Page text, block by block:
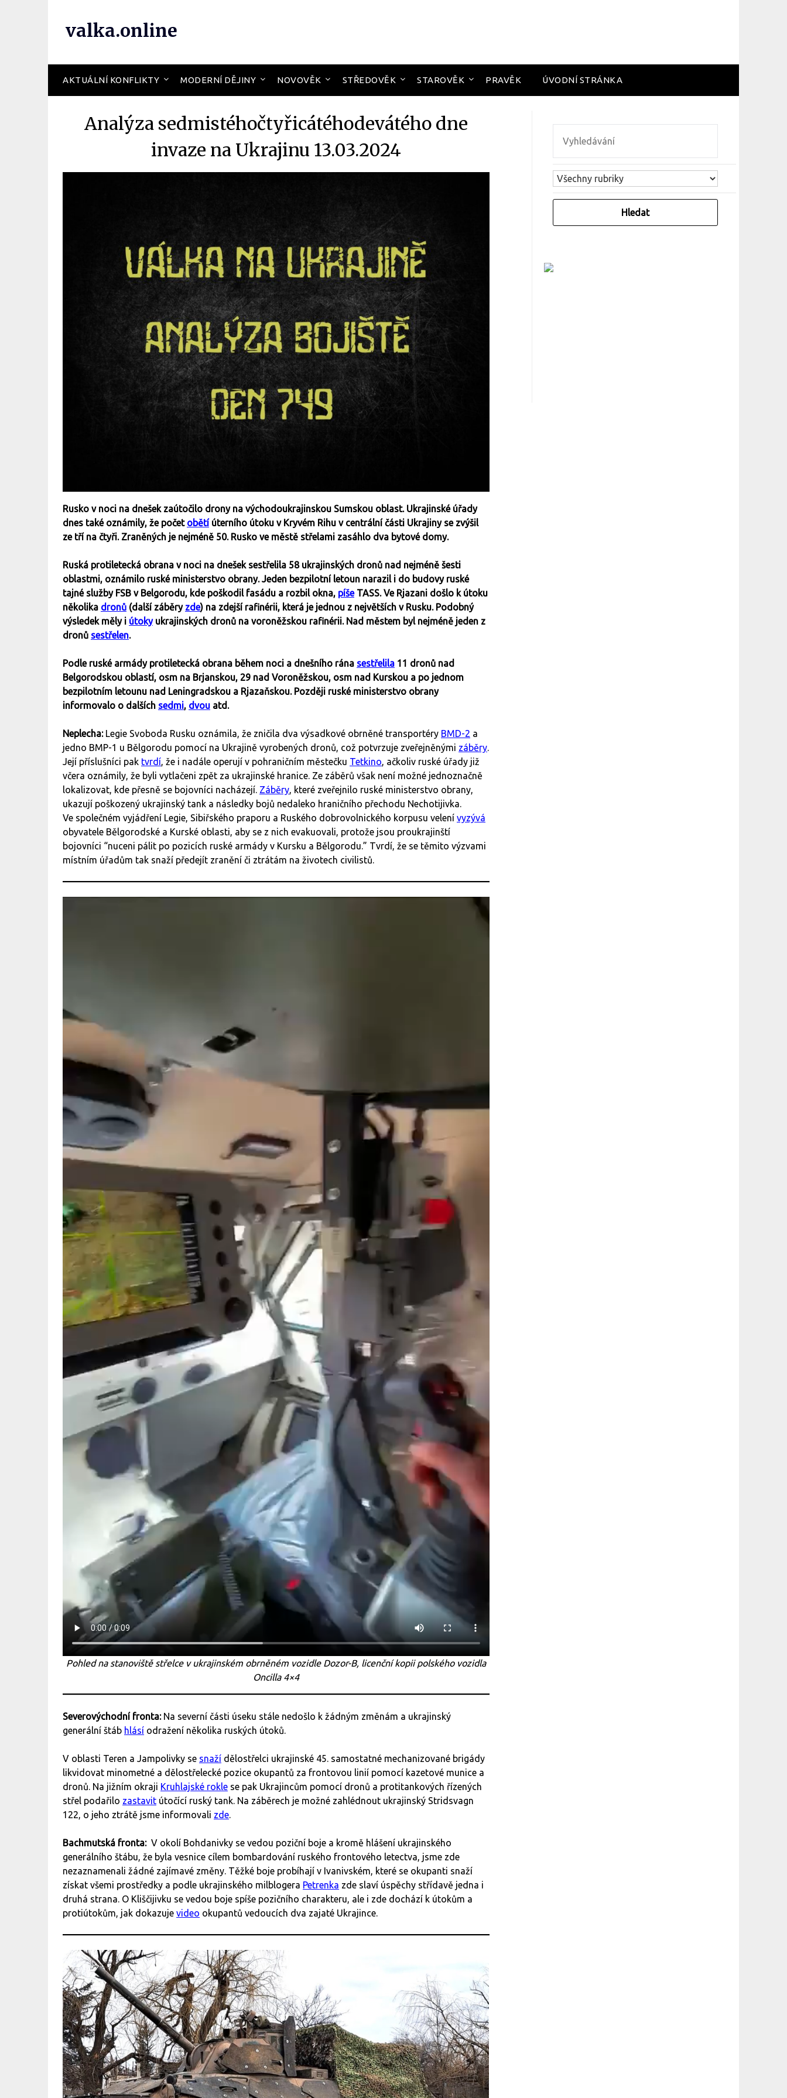
valka.online
AKTUÁLNÍ KONFLIKTY MODERNÍ DĚJINY NOVOVĚK STŘEDOVĚK STAROVĚK PRAVĚK ÚVODNÍ STRÁNKA
Analýza sedmistéhočtyřicátéhodevátého dne
invaze na Ukrajinu 13.03.2024
Rusko v noci na dnešek zaútočilo drony na východoukrajinskou Sumskou oblast. Ukrajinské úřady
dnes také oznámily, že počet obětíúterního útoku v Kryvém Rihu v centrální části Ukrajiny se zvýšil
ze tří na čtyři. Zraněných je nejméně 50. Rusko ve městě střelami zasáhlo dva bytové domy.
Ruská protiletecká obrana v noci na dnešek sestřelila 58 ukrajinských dronů nad nejméně šesti
oblastmi, oznámilo ruské ministerstvo obrany. Jeden bezpilotní letoun narazil i do budovy ruské
tajné služby FSB v Belgorodu, kde poškodil fasádu a rozbil okna, píšeTASS. Ve Rjazani došlo k útoku
několika dronů (další záběry zde) na zdejší rafinérii, která je jednou z největších v Rusku. Podobný
výsledek měly i útokyukrajinských dronů na voroněžskou rafinérii. Nad městem byl nejméně jeden z
dronů sestřelen.
Podle ruské armády protiletecká obrana během noci a dnešního rána sestřelila 11 dronů nad
Belgorodskou oblastí, osm na Brjanskou, 29 nad Voroněžskou, osm nad Kurskou a po jednom
bezpilotním letounu nad Leningradskou a Rjazaňskou. Později ruské ministerstvo obrany
informovalo o dalších sedmi, dvou atd.
Neplecha: Legie Svoboda Rusku oznámila, že zničila dva výsadkové obrněné transportéry BMD-2 a
jedno BMP-1 u Bělgorodu pomocí na Ukrajině vyrobených dronů, což potvrzuje zveřejněnými záběry.
Její příslušníci pak tvrdí, že i nadále operují v pohraničním městečku Tetkino, ačkoliv ruské úřady již
včera oznámily, že byli vytlačeni zpět za ukrajinské hranice. Ze záběrů však není možné jednoznačně
lokalizovat, kde přesně se bojovníci nacházejí. Záběry, které zveřejnilo ruské ministerstvo obrany,
ukazují poškozený ukrajinský tank a následky bojů nedaleko hraničního přechodu Nechotijivka.
Ve společném vyjádření Legie, Sibiřského praporu a Ruského dobrovolnického korpusu velení vyzývá
obyvatele Bělgorodské a Kurské oblasti, aby se z nich evakuovali, protože jsou proukrajinští
bojovníci “nuceni pálit po pozicích ruské armády v Kursku a Bělgorodu.” Tvrdí, že se těmito výzvami
místním úřadům tak snaží předejít zranění či ztrátám na životech civilistů.
Pohled na stanoviště střelce v ukrajinském obrněném vozidle Dozor-B, licenční kopii polského vozidla
Oncilla 4×4
Severovýchodní fronta: Na severní části úseku stále nedošlo k žádným změnám a ukrajinský
generální štáb hlásí odražení několika ruských útoků.
V oblasti Teren a Jampolivky se snaží dělostřelci ukrajinské 45. samostatné mechanizované brigády
likvidovat minometné a dělostřelecké pozice okupantů za frontovou linií pomocí kazetové munice a
dronů. Na jižním okraji Kruhlajské rokle se pak Ukrajincům pomocí dronů a protitankových řízených
střel podařilo zastavit útočící ruský tank. Na záběrech je možné zahlédnout ukrajinský Stridsvagn
122, o jeho ztrátě jsme informovali zde.
Bachmutská fronta: V okolí Bohdanivky se vedou poziční boje a kromě hlášení ukrajinského
generálního štábu, že byla vesnice cílem bombardování ruského frontového letectva, jsme zde
nezaznamenali žádné zajímavé změny. Těžké boje probíhají v Ivanivském, které se okupanti snaží
získat všemi prostředky a podle ukrajinského milblogera Petrenka zde slaví úspěchy střídavě jedna i
druhá strana. O Kliščijivku se vedou boje spíše pozičního charakteru, ale i zde dochází k útokům a
protiútokům, jak dokazuje video okupantů vedoucích dva zajaté Ukrajince.